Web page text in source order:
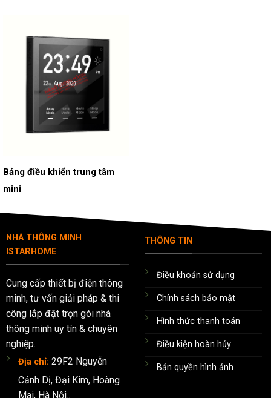
Bảng điều khiển trung tâm
mini
NHÀ THÔNG MINH
ISTARHOME
Cung cấp thiết bị điện thông
minh, tư vấn giải pháp & thi
công lắp đặt trọn gói nhà
thông minh uy tín & chuyên
nghiệp.
Địa chỉ: 29F2 Nguyễn
Cảnh Dị, Đại Kim, Hoàng
Mai, Hà Nội..
THÔNG TIN
Điều khoản sử dụng
Chính sách bảo mật
Hình thức thanh toán
Điều kiện hoàn hủy
Bản quyền hình ảnh